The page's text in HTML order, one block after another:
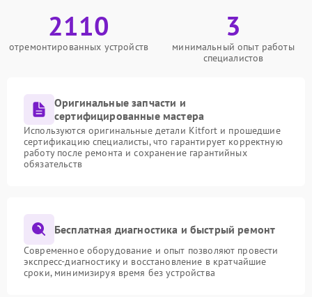
2110
отремонтированных устройств
3
минимальный опыт работы
специалистов
Оригинальные запчасти и
сертифицированные мастера
Используются оригинальные детали Kitfort и прошедшие
сертификацию специалисты, что гарантирует корректную
работу после ремонта и сохранение гарантийных
обязательств
Бесплатная диагностика и быстрый ремонт
Современное оборудование и опыт позволяют провести
экспресс-диагностику и восстановление в кратчайшие
сроки, минимизируя время без устройства